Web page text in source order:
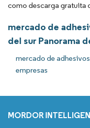
como descarga gratuita
mercado de
del sur Panorama
mercado de
empresas
MORDOR